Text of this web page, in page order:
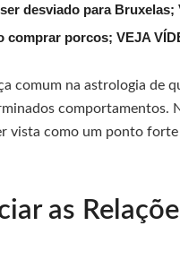
desviado para Bruxelas;
comprar porcos; VEJA
comum na astrologia de
comportamentos.
vista como um ponto
as